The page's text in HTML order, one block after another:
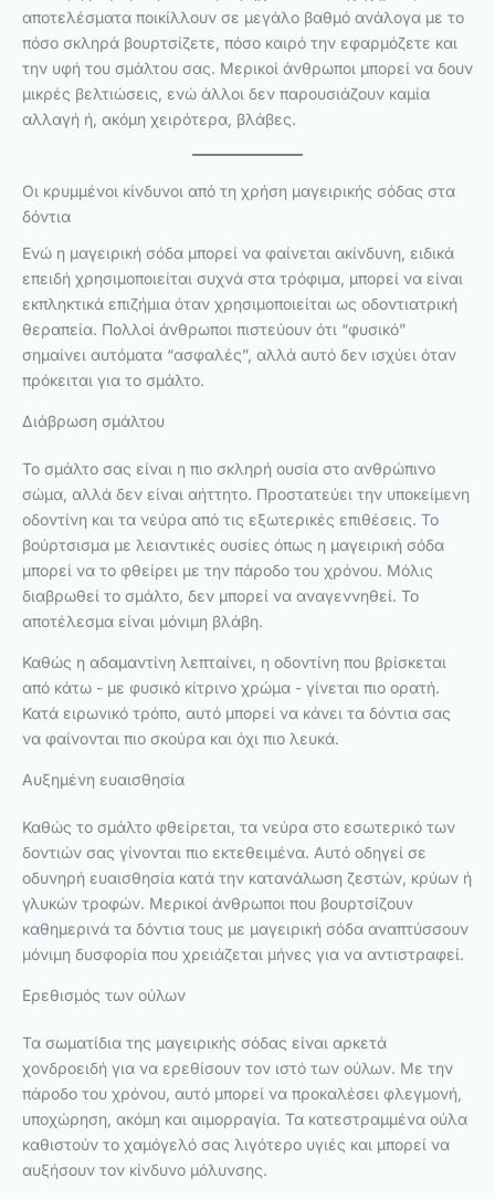
αποτελέσματα ποικίλλουν σε μεγάλο βαθμό ανάλογα με το
πόσο σκληρά βουρτσίζετε, πόσο καιρό την εφαρμόζετε και
την υφή του σμάλτου σας. Μερικοί άνθρωποι μπορεί να δουν
μικρές βελτιώσεις, ενώ άλλοι δεν παρουσιάζουν καμία
αλλαγή ή, ακόμη χειρότερα, βλάβες.
Οι κρυμμένοι κίνδυνοι από τη χρήση μαγειρικής σόδας στα
δόντια
Ενώ η μαγειρική σόδα μπορεί να φαίνεται ακίνδυνη, ειδικά
επειδή χρησιμοποιείται συχνά στα τρόφιμα, μπορεί να είναι
εκπληκτικά επιζήμια όταν χρησιμοποιείται ως οδοντιατρική
θεραπεία. Πολλοί άνθρωποι πιστεύουν ότι “φυσικό”
σημαίνει αυτόματα “ασφαλές”, αλλά αυτό δεν ισχύει όταν
πρόκειται για το σμάλτο.
Διάβρωση σμάλτου
Το σμάλτο σας είναι η πιο σκληρή ουσία στο ανθρώπινο
σώμα, αλλά δεν είναι αήττητο. Προστατεύει την υποκείμενη
οδοντίνη και τα νεύρα από τις εξωτερικές επιθέσεις. Το
βούρτσισμα με λειαντικές ουσίες όπως η μαγειρική σόδα
μπορεί να το φθείρει με την πάροδο του χρόνου. Μόλις
διαβρωθεί το σμάλτο, δεν μπορεί να αναγεννηθεί. Το
αποτέλεσμα είναι μόνιμη βλάβη.
Καθώς η αδαμαντίνη λεπταίνει, η οδοντίνη που βρίσκεται
από κάτω - με φυσικό κίτρινο χρώμα - γίνεται πιο ορατή.
Κατά ειρωνικό τρόπο, αυτό μπορεί να κάνει τα δόντια σας
να φαίνονται πιο σκούρα και όχι πιο λευκά.
Αυξημένη ευαισθησία
Καθώς το σμάλτο φθείρεται, τα νεύρα στο εσωτερικό των
δοντιών σας γίνονται πιο εκτεθειμένα. Αυτό οδηγεί σε
οδυνηρή ευαισθησία κατά την κατανάλωση ζεστών, κρύων ή
γλυκών τροφών. Μερικοί άνθρωποι που βουρτσίζουν
καθημερινά τα δόντια τους με μαγειρική σόδα αναπτύσσουν
μόνιμη δυσφορία που χρειάζεται μήνες για να αντιστραφεί.
Ερεθισμός των ούλων
Τα σωματίδια της μαγειρικής σόδας είναι αρκετά
χονδροειδή για να ερεθίσουν τον ιστό των ούλων. Με την
πάροδο του χρόνου, αυτό μπορεί να προκαλέσει φλεγμονή,
υποχώρηση, ακόμη και αιμορραγία. Τα κατεστραμμένα ούλα
καθιστούν το χαμόγελό σας λιγότερο υγιές και μπορεί να
αυξήσουν τον κίνδυνο μόλυνσης.